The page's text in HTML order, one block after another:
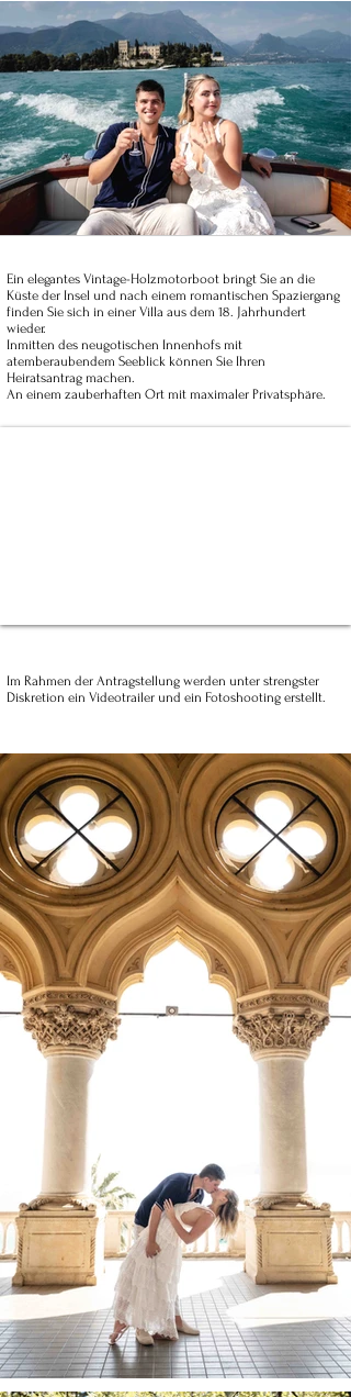
Ein elegantes Vintage-Holzmotorboot bringt Sie an die
Küste der Insel und nach einem romantischen Spaziergang
finden Sie sich in einer Villa aus dem 18. Jahrhundert
wieder.
Inmitten des neugotischen Innenhofs mit
atemberaubendem Seeblick können Sie Ihren
Heiratsantrag machen.
An einem zauberhaften Ort mit maximaler Privatsphäre.
Im Rahmen der Antragstellung werden unter strengster
Diskretion ein Videotrailer und ein Fotoshooting erstellt.